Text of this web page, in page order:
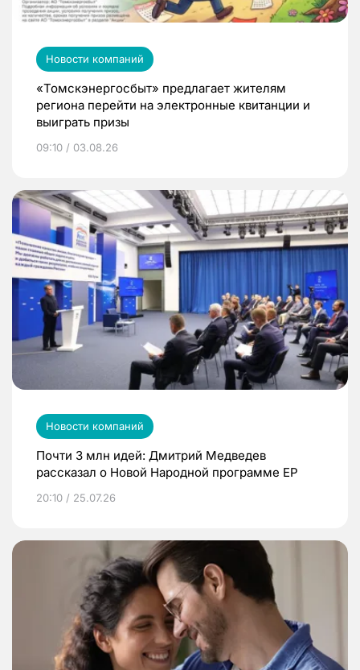
Новости компаний
«Томскэнергосбыт» предлагает жителям
региона перейти на электронные квитанции и
выиграть призы
09:10 / 03.08.26
Новости компаний
Почти 3 млн идей: Дмитрий Медведев
рассказал о Новой Народной программе ЕР
20:10 / 25.07.26